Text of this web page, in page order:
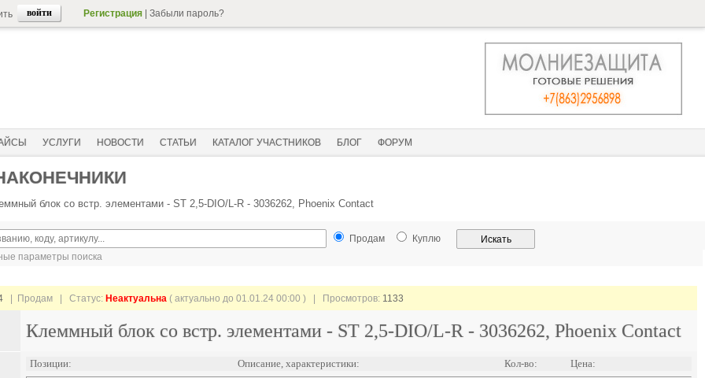
Регистрация Забыли пароль?
УСЛУГИ НОВОСТИ СТАТЬИ КАТАЛОГ УЧАСТНИКОВ БЛОГ ФОРУМ
блок со встр. элементами - ST 2,5-DIO/L-R - 3036262, Phoenix Contact
Продам
Куплю
параметры поиска
| Продам | Статус: Неактуальна ( актуально до 01.01.24 00:00 ) | Просмотров: 1133
Клеммный блок со встр. элементами - ST 2,5-DIO/L-R - 3036262, Phoenix Contact
Позиции: Описание, характеристики: Кол-во: Цена: